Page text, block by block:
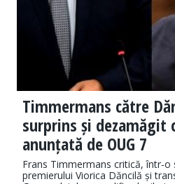
Timmermans către
surprins și dezamăgit
anunțată de OUG 7
Frans Timmermans critică, într-o
premierului Viorica Dăncilă și